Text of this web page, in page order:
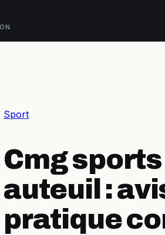
Sport
Cmg
auteuil :
pratique